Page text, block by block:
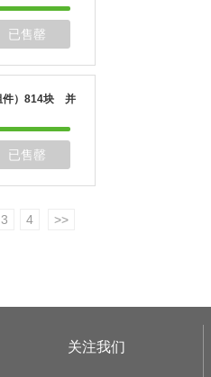
网验收
已售罄
件）814块 并
网验收
已售罄
3 4 >>
关注我们